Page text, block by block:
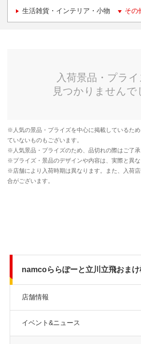
生活雑貨・インテリア・小物 その
namcoららぽーと立川立飛おま
店舗情報
イベント&ニュース